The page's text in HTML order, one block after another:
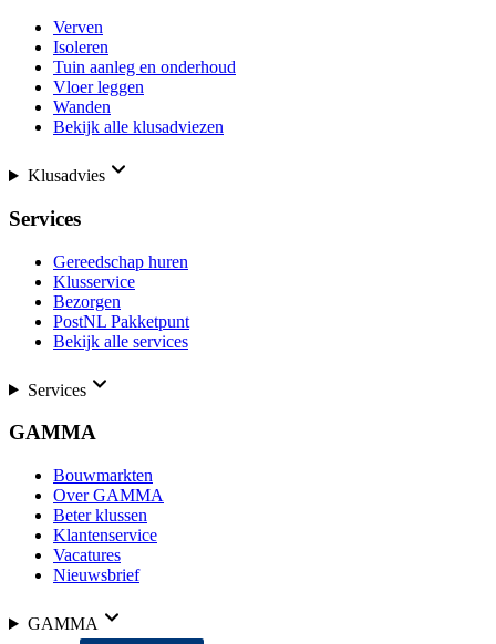
Verven
Isoleren
Tuin aanleg en onderhoud
Vloer leggen
Wanden
Bekijk alle klusadviezen
Klusadvies
Services
Gereedschap huren
Klusservice
Bezorgen
PostNL Pakketpunt
Bekijk alle services
Services
GAMMA
Bouwmarkten
Over GAMMA
Beter klussen
Klantenservice
Vacatures
Nieuwsbrief
GAMMA